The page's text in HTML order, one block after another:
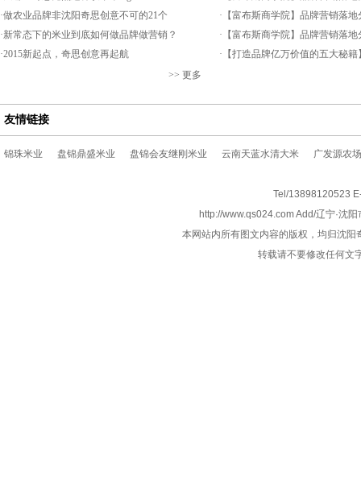
·做农业品牌非沈阳奇思创意不可的21个
·新常态下的米业到底如何做品牌做营销？
·2015新起点，奇思创意再起航
>> 更多
· 【富布斯商学院】品牌营销落
· 【富布斯商学院】品牌营销落
· 【打造品牌亿万价值的五大秘
友情链接
锦珠米业 盘锦鼎盛米业 盘锦会友继刚米业 云南天蓝水清大米 广发源农
Tel/13898120523
http://www.qs024.com Add/辽宁·沈
本网站内所有图文内容的版权，均归沈
转载请不要修改任何文